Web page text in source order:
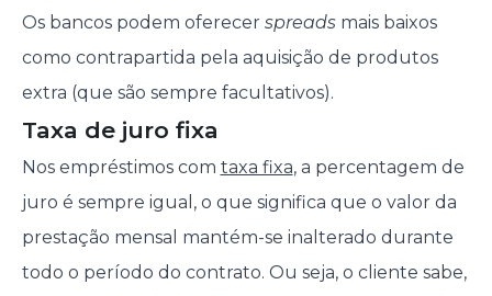
Os bancos podem oferecer spreadsmais baixos
como contrapartida pela aquisição de produtos
extra (que são sempre facultativos).
Taxa de juro fixa
Nos empréstimos com taxa fixa, a percentagem de
juro é sempre igual, o que significa que o valor da
prestação mensal mantém-se inalterado durante
todo o período do contrato. Ou seja, o cliente sabe,